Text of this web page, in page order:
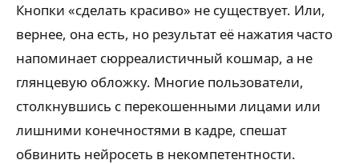
Кнопки «сделать красиво» не существует. Или,
вернее, она есть, но результат её нажатия часто
напоминает сюрреалистичный кошмар, а не
глянцевую обложку. Многие пользователи,
столкнувшись с перекошенными лицами или
лишними конечностями в кадре, спешат
обвинить нейросеть в некомпетентности.